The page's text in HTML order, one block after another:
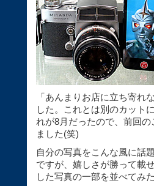
「あんまりお店に立ち寄
した。これとは別のカット
れが8月だったので、前回
ました(笑)
自分の写真をこんな風に話
ですが、嬉しさが勝って載
した写真の一部を並べてみ